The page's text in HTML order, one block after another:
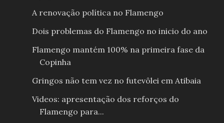
A renovação política no Flamengo
Dois problemas do Flamengo no inicio do ano
Flamengo mantém 100% na primeira fase da
Copinha
Gringos não tem vez no futevôlei em Atibaia
Videos: apresentação dos reforços do
Flamengo para...